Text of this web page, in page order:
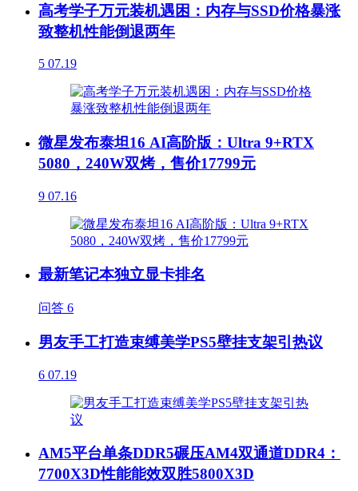
高考学子万元装机遇困：内存与SSD价格暴涨
致整机性能倒退两年
5 07.19
微星发布泰坦16 AI高阶版：Ultra 9+RTX
5080，240W双烤，售价17799元
9 07.16
最新笔记本独立显卡排名
问答 6
男友手工打造束缚美学PS5壁挂支架引热议
6 07.19
AM5平台单条DDR5碾压AM4双通道DDR4：
7700X3D性能能效双胜5800X3D